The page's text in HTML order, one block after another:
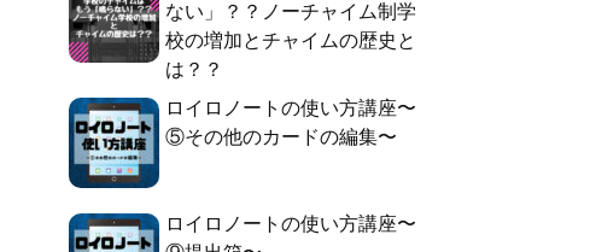
ない」？？ノーチャイム制学
校の増加とチャイムの歴史と
は？？
ロイロノートの使い方講座〜
⑤その他のカードの編集〜
ロイロノートの使い方講座〜